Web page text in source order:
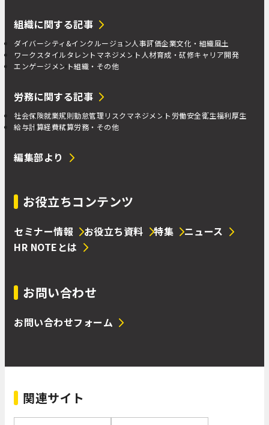
組織に関する記事
ダイバーシティ&インクルージョン人事評価企業文化・組織風土
ワークスタイルタレントマネジメント 人材育成・研修キャリア開発
エンゲージメント組織・その他
労務に関する記事
社会保険就業規則勤怠管理 リスクマネジメント 労働安全衛生福利厚生
給与計算経費精算労務・その他
編集部より
お役立ちコンテンツ
セミナー情報 お役立ち資料 特集
ニュース
HR NOTEとは
お問い合わせ
お問い合わせフォーム
関連サイト